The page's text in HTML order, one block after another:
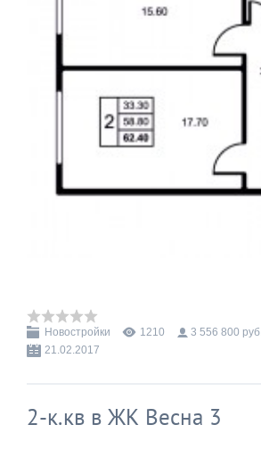
Новостройки 1210 3 556 800 руб.
21.02.2017
2-к.кв в ЖК Весна 3